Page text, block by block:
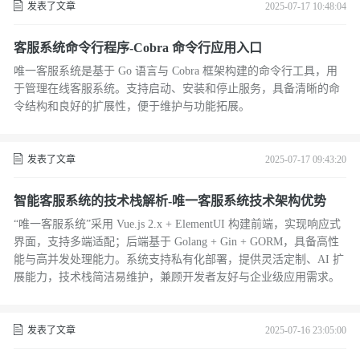
发表了文章 2025-07-17 10:48:04
客服系统命令行程序-Cobra 命令行应用入口
唯一客服系统是基于 Go 语言与 Cobra 框架构建的命令行工具，用
于管理在线客服系统。支持启动、安装和停止服务，具备清晰的命
令结构和良好的扩展性，便于维护与功能拓展。
发表了文章 2025-07-17 09:43:20
智能客服系统的技术栈解析-唯一客服系统技术架构优势
“唯一客服系统”采用 Vue.js 2.x + ElementUI 构建前端，实现响应式
界面，支持多端适配；后端基于 Golang + Gin + GORM，具备高性
能与高并发处理能力。系统支持私有化部署，提供灵活定制、AI 扩
展能力，技术栈简洁易维护，兼顾开发者友好与企业级应用需求。
发表了文章 2025-07-16 23:05:00